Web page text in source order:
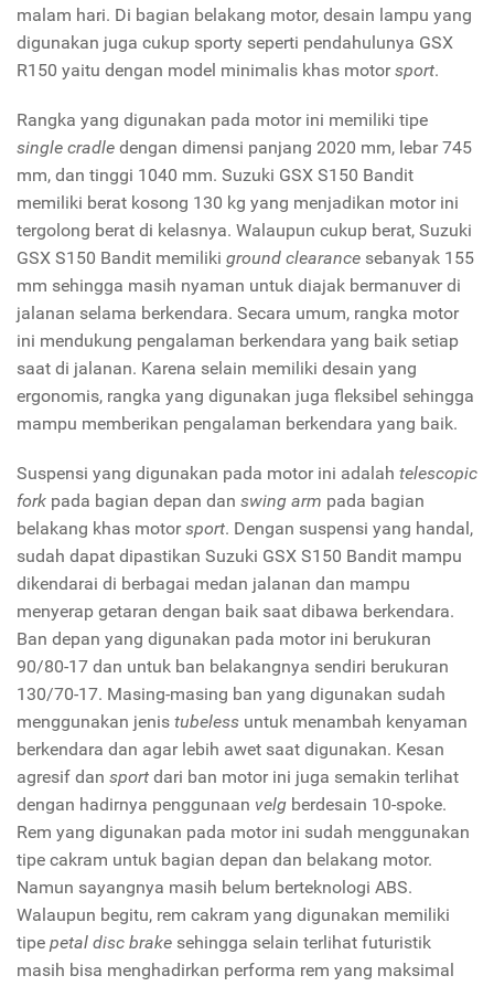
malam hari. Di bagian belakang motor, desain lampu yang
digunakan juga cukup sporty seperti pendahulunya GSX
R150 yaitu dengan model minimalis khas motorsport.
Rangka yang digunakan pada motor ini memiliki tipe
single cradle dengan dimensi panjang 2020 mm, lebar 745
mm, dan tinggi 1040 mm. Suzuki GSX S150 Bandit
memiliki berat kosong 130 kg yang menjadikan motor ini
tergolong berat di kelasnya. Walaupun cukup berat, Suzuki
GSX S150 Bandit memiliki ground clearance sebanyak 155
mm sehingga masih nyaman untuk diajak bermanuver di
jalanan selama berkendara. Secara umum, rangka motor
ini mendukung pengalaman berkendara yang baik setiap
saat di jalanan. Karena selain memiliki desain yang
ergonomis, rangka yang digunakan juga fleksibel sehingga
mampu memberikan pengalaman berkendara yang baik.
Suspensi yang digunakan pada motor ini adalah telescopic
fork pada bagian depan dan swing arm pada bagian
belakang khas motorsport. Dengan suspensi yang handal,
sudah dapat dipastikan Suzuki GSX S150 Bandit mampu
dikendarai di berbagai medan jalanan dan mampu
menyerap getaran dengan baik saat dibawa berkendara.
Ban depan yang digunakan pada motor ini berukuran
90/80-17 dan untuk ban belakangnya sendiri berukuran
130/70-17. Masing-masing ban yang digunakan sudah
menggunakan jenis tubeless untuk menambah kenyaman
berkendara dan agar lebih awet saat digunakan. Kesan
agresif dan sport dari ban motor ini juga semakin terlihat
dengan hadirnya penggunaan velg berdesain 10-spoke.
Rem yang digunakan pada motor ini sudah menggunakan
tipe cakram untuk bagian depan dan belakang motor.
Namun sayangnya masih belum berteknologi ABS.
Walaupun begitu, rem cakram yang digunakan memiliki
tipe petal disc brake sehingga selain terlihat futuristik
masih bisa menghadirkan performa rem yang maksimal